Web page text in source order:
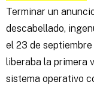
Terminar un
descabellado,
el 23 de
liberaba la primera
sistema operativo